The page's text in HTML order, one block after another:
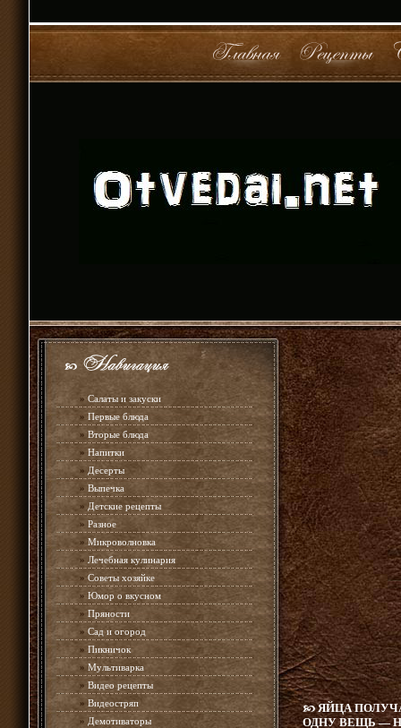
» Салаты и закуски
» Первые блюда
» Вторые блюда
» Напитки
»Десерты
» Выпечка
» Детские рецепты
» Разное
» Микроволновка
» Лечебная кулинария
» Советы хозяйке
» Юмор о вкусном
» Пряности
» Сад и огород
» Пикничок
» Мультиварка
» Видео рецепты
» Видеостряп
» Демотиваторы
ЯЙЦА
ОДНУ ВЕЩЬ —